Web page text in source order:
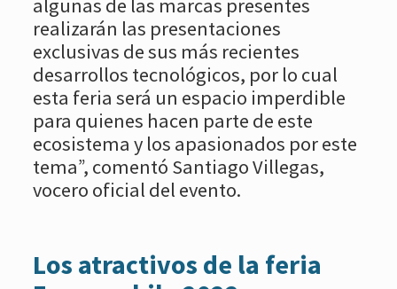
realizarán las presentaciones
exclusivas de sus más recientes
desarrollos tecnológicos, por lo cual
esta feria será un espacio imperdible
para quienes hacen parte de este
ecosistema y los apasionados por este
tema”, comentó Santiago Villegas,
vocero oficial del evento.
Los atractivos de la feria